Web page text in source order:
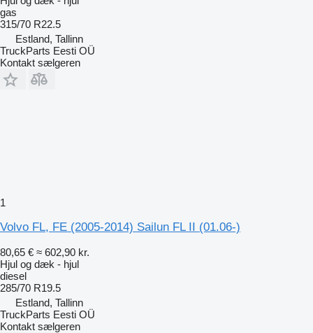
gas
315/70 R22.5
Estland, Tallinn
TruckParts Eesti OÜ
Kontakt sælgeren
1
Volvo FL, FE (2005-2014) Sailun FL II (01.06-)
80,65 € ≈ 602,90 kr.
Hjul og dæk - hjul
diesel
285/70 R19.5
Estland, Tallinn
TruckParts Eesti OÜ
Kontakt sælgeren